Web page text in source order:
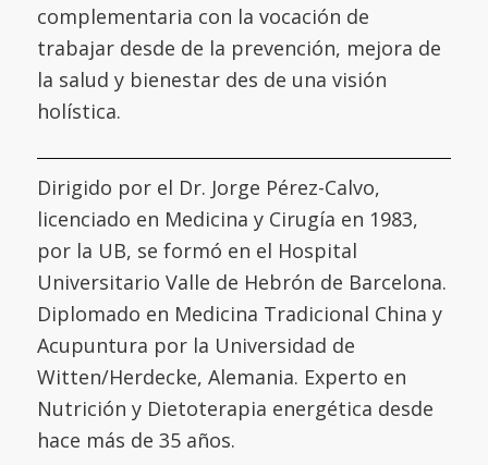
complementaria con la vocación de
trabajar desde de la prevención, mejora de
la salud y bienestar des de una visión
holística.
Dirigido por el Dr. Jorge Pérez-Calvo,
licenciado en Medicina y Cirugía en 1983,
por la UB, se formó en el Hospital
Universitario Valle de Hebrón de Barcelona.
Diplomado en Medicina Tradicional China y
Acupuntura por la Universidad de
Witten/Herdecke, Alemania. Experto en
Nutrición y Dietoterapia energética desde
hace más de 35 años.